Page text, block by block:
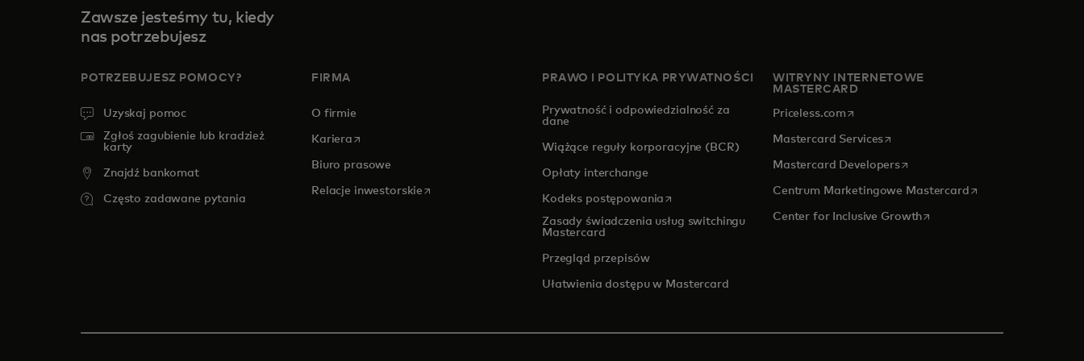
Zawsze jesteśmy tu, kiedy
nas potrzebujesz
POTRZEBUJESZ POMOCY?
Uzyskaj pomoc
Zgłoś zagubienie lub kradzież
karty
Znajdź bankomat
Często zadawane pytania
FIRMA
O firmie
Kariera opens in a new tab
Biuro prasowe
Relacje inwestorskie opens in a new tab
PRAWO I POLITYKA PRYWATNOŚCI
Prywatność i odpowiedzialność za
dane
Wiążące reguły korporacyjne (BCR)
Opłaty interchange
Kodeks postępowania opens in a new tab
Zasady świadczenia usług switchingu
Mastercard
Przegląd przepisów
Ułatwienia dostępu w Mastercard
WITRYNY INTERNETOWE
MASTERCARD
Priceless.com opens in a new tab
Mastercard Servicesopens in a new tab
Mastercard Developersopens in a new tab
Centrum Marketingowe Mastercardopens in a new tab
Center for Inclusive Growthopens in a new tab